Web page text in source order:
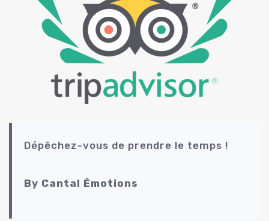
Dépêchez-vous de prendre le temps !
By Cantal Émotions